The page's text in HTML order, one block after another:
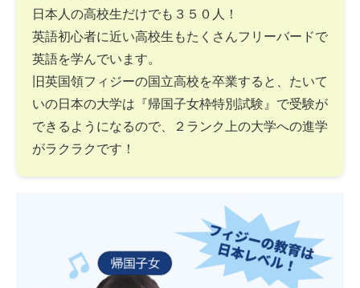
日本人の高校生だけでも３５０人！
英語初心者に近い高校生もたくさんフリーバードで
英語を学んでいます。
旧英国領フィジーの国立高校を卒業すると、たいて
いの日本の大学は『帰国子女枠特別試験』で受験が
できるようになるので、２ランク上の大学への進学
がラクラクです！